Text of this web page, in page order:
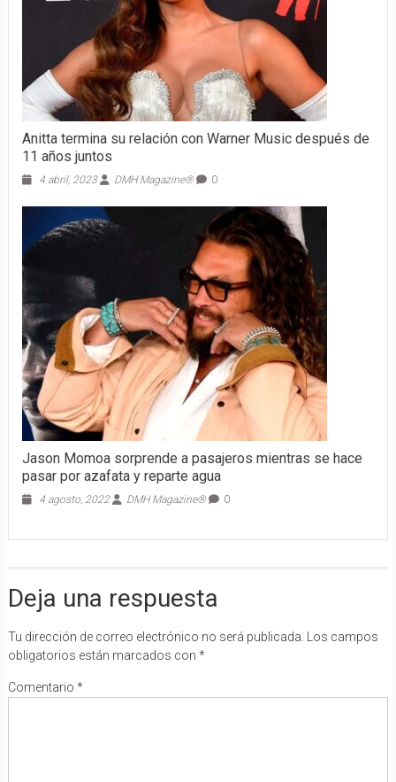
Anitta termina su relación con Warner Music después de
11 años juntos
4 abril, 2023 DMH Magazine® 0
Jason Momoa sorprende a pasajeros mientras se hace
pasar por azafata y reparte agua
4 agosto, 2022 DMH Magazine® 0
Deja una respuesta
Tu dirección de correo electrónico no será publicada.
Los campos
obligatorios están marcados con *
Comentario *